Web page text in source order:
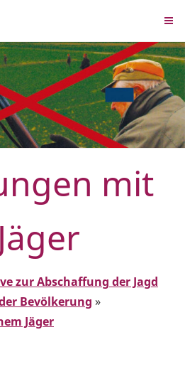
mit
zur Abschaffung der Jagd
Bevölkerung »
Jäger